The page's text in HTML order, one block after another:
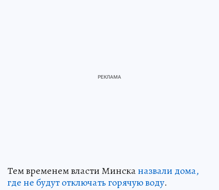
Тем временем власти Минсканазвали дома,
где не будут отключать горячую воду.